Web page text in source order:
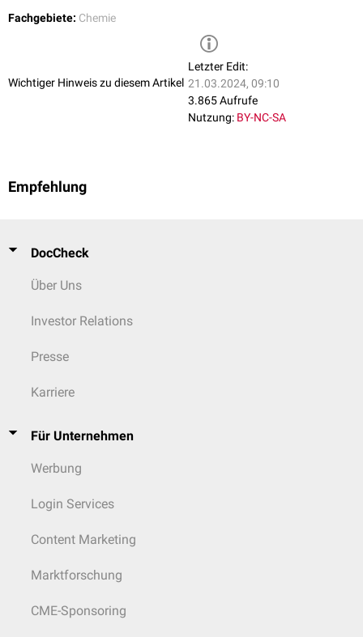
Fachgebiete: Chemie
Wichtiger Hinweis zu diesem Artikel
Letzter Edit:
21.03.2024, 09:10
3.865 Aufrufe
Nutzung: BY-NC-SA
Empfehlung
DocCheck
Über Uns
Investor Relations
Presse
Karriere
Für Unternehmen
Werbung
Login Services
Content Marketing
Marktforschung
CME-Sponsoring